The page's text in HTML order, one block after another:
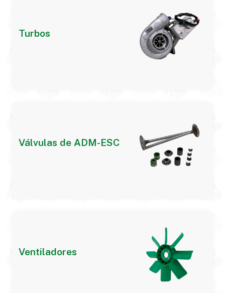
Turbos
Válvulas de ADM-ESC
Ventiladores